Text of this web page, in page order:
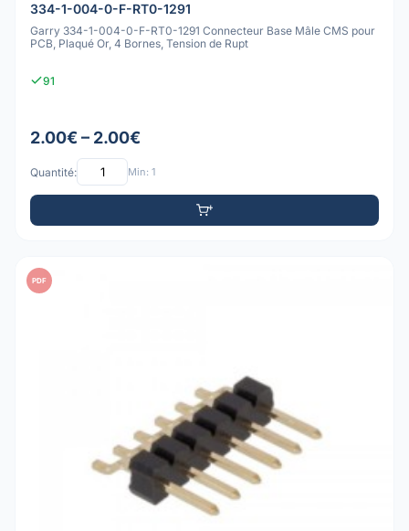
334-1-004-0-F-RT0-1291
Garry 334-1-004-0-F-RT0-1291 Connecteur Base Mâle CMS pour
PCB, Plaqué Or, 4 Bornes, Tension de Rupt
91
2.00€ – 2.00€
Quantité: Min: 1
PDF